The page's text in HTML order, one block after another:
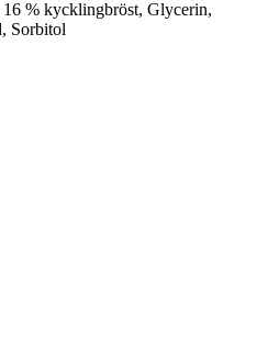
% kycklingbröst, Glycerin,
Sorbitol